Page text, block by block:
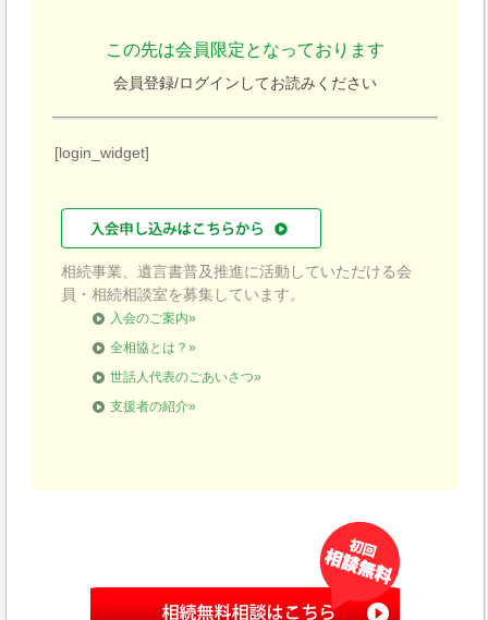
この先は会員限定となっております
会員登録/ログインしてお読みください
[login_widget]
相続事業、遺言書普及推進に活動していただける会
員・相続相談室を募集しています。
入会のご案内»
全相協とは？»
世話人代表のごあいさつ»
支援者の紹介»